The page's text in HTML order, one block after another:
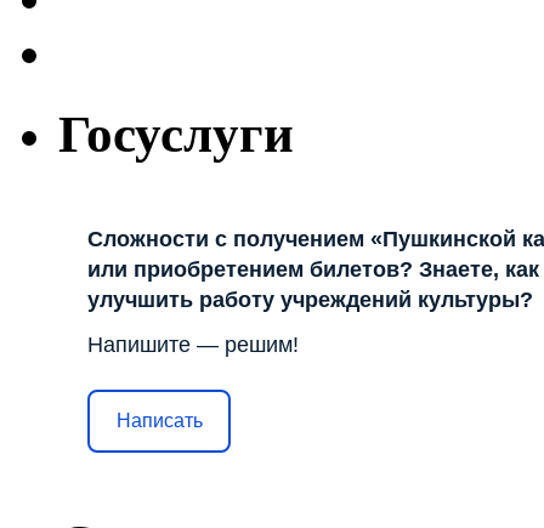
Госуслуги
Сложности с получением «Пушкинской
или приобретением билетов? Знаете, как
улучшить работу учреждений культуры?
Напишите — решим!
Написать